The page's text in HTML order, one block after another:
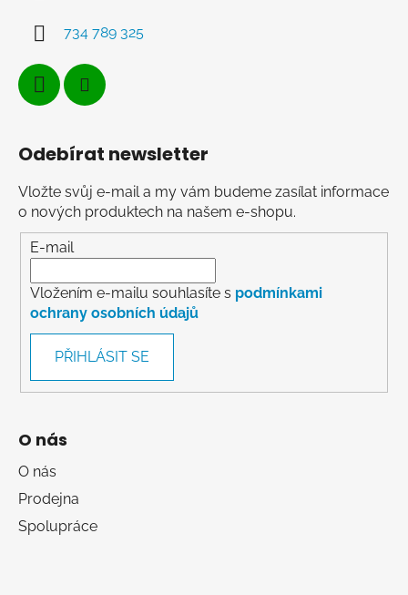
734 789 325
Odebírat newsletter
Vložte svůj e-mail a my vám budeme zasílat informace
o nových produktech na našem e-shopu.
E-mail
Vložením e-mailu souhlasíte s podmínkami
ochrany osobních údajů
PŘIHLÁSIT SE
O nás
O nás
Prodejna
Spolupráce